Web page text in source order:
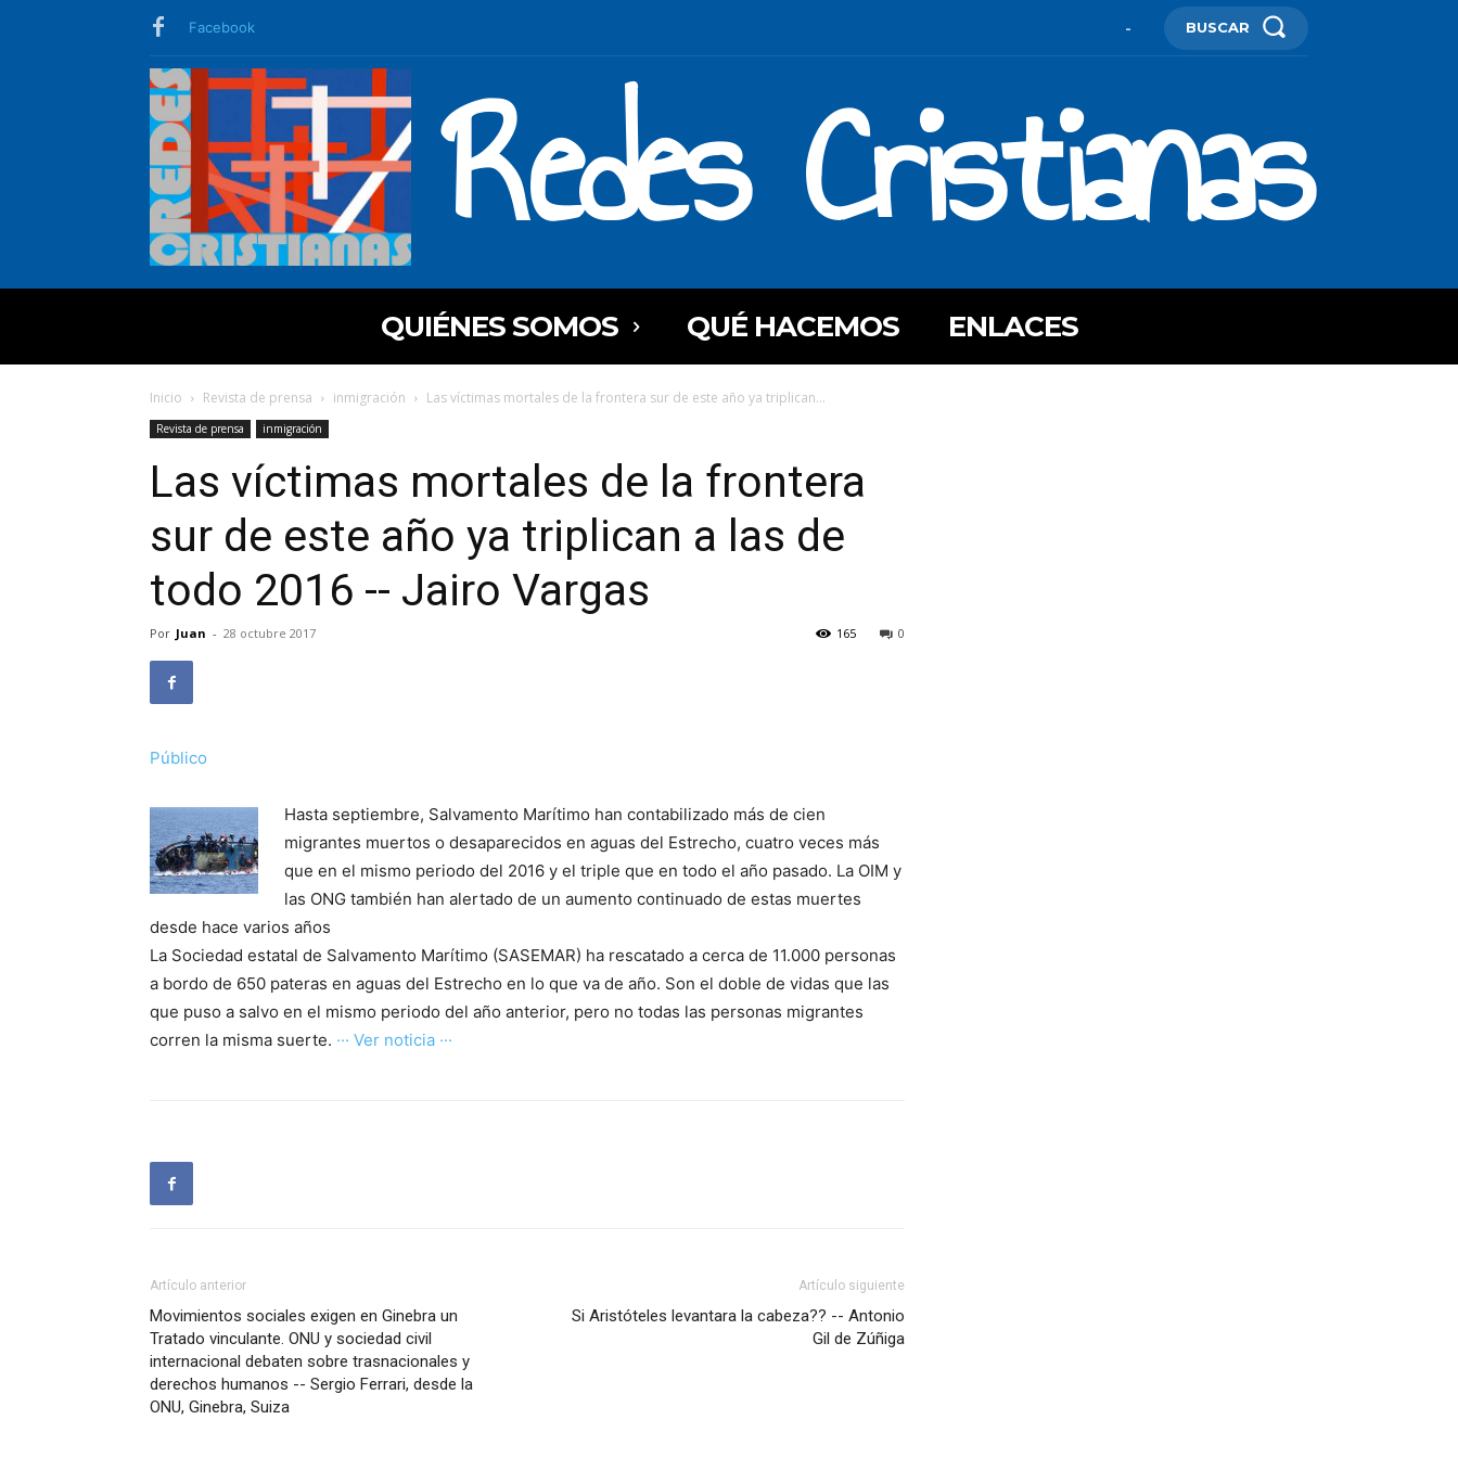
Facebook - BUSCAR
Redes Cristianas
QUIÉNES SOMOS QUÉ HACEMOS ENLACES
Inicio Revista de prensa inmigración Las víctimas mortales de la frontera sur de este año ya triplican...
Revista de prensa inmigración
Las víctimas mortales de la frontera
sur de este año ya triplican a las de
todo 2016 -- Jairo Vargas
Por Juan - 28 octubre 2017 0
165
Público
Hasta septiembre, Salvamento Marítimo han contabilizado más de cien
migrantes muertos o desaparecidos en aguas del Estrecho, cuatro veces más
que en el mismo periodo del 2016 y el triple que en todo el año pasado. La OIM y
las ONG también han alertado de un aumento continuado de estas muertes
desde hace varios años
La Sociedad estatal de Salvamento Marítimo (SASEMAR) ha rescatado a cerca de 11.000 personas
a bordo de 650 pateras en aguas del Estrecho en lo que va de año. Son el doble de vidas que las
que puso a salvo en el mismo periodo del año anterior, pero no todas las personas migrantes
corren la misma suerte. ··· Ver noticia ···
Artículo anterior
Movimientos sociales exigen en Ginebra un
Tratado vinculante. ONU y sociedad civil
internacional debaten sobre trasnacionales y
derechos humanos -- Sergio Ferrari, desde la
ONU, Ginebra, Suiza
Artículo siguiente
Si Aristóteles levantara la cabeza?? -- Antonio
Gil de Zúñiga